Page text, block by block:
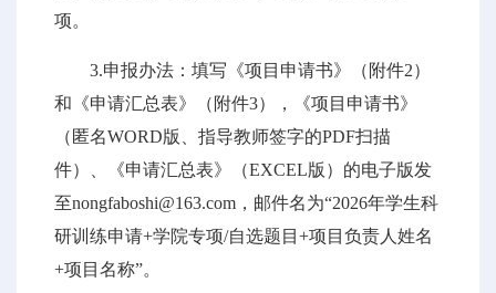
项。
3.申报办法：填写《项目申请书》（附件2）
和《申请汇总表》（附件3），《项目申请书》
（匿名WORD版、指导教师签字的PDF扫描
件）、《申请汇总表》（EXCEL版）的电子版发
至nongfaboshi@163.com，邮件名为“2026年学生科
研训练申请+学院专项/自选题目+项目负责人姓名
+项目名称”。